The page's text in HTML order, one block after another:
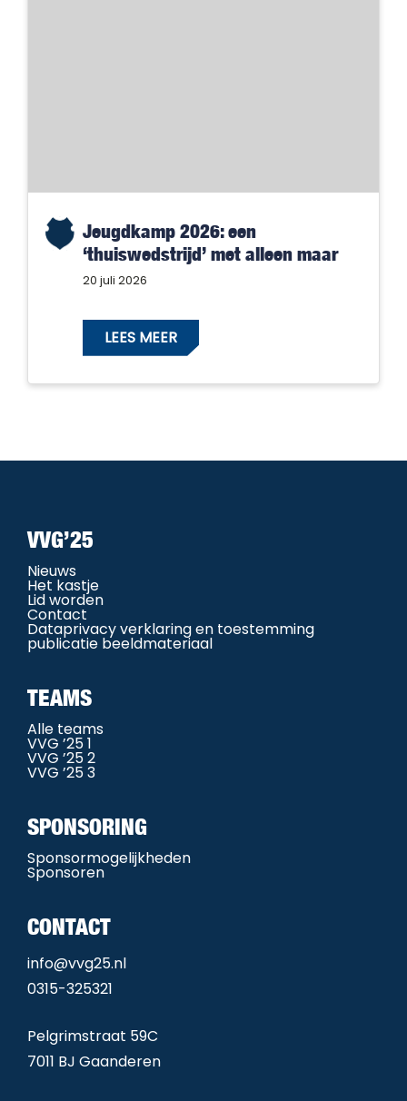
Jeugdkamp 2026: een
‘thuiswedstrijd’ met alleen maar
winnaars!
20 juli 2026
LEES MEER
VVG’25
Nieuws
Het kastje
Lid worden
Contact
Dataprivacy verklaring en toestemming
publicatie beeldmateriaal
TEAMS
Alle teams
VVG ’25 1
VVG ’25 2
VVG ’25 3
SPONSORING
Sponsormogelijkheden
Sponsoren
CONTACT
info@vvg25.nl
0315-325321
Pelgrimstraat 59C
7011 BJ Gaanderen